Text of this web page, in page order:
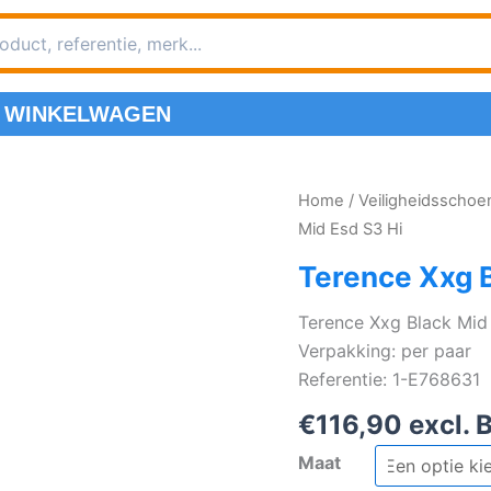
WINKELWAGEN
Home /
Mid Esd S3 Hi
Terence Xxg
Terence Xxg Black
Verpakking: per paar
Referentie: 1-E768631
€116,90 excl.
Maat